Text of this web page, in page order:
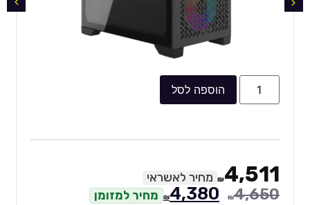
הוספה לסל
₪4,511 מחיר לאשראי
₪4,650
₪4,380 מחיר למזומן